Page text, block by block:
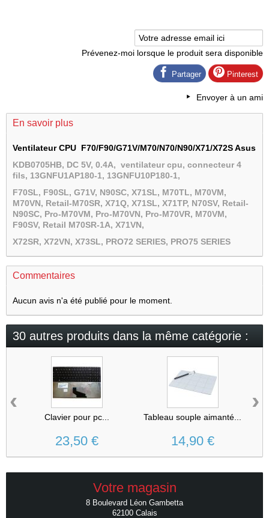
Prévenez-moi lorsque le produit sera disponible
Partager Pinterest
Envoyer à un ami
En savoir plus
Ventilateur CPU F70/F90/G71V/M70/N70/N90/X71/X72S Asus
KDB0705HB, DC 5V, 0.4A, ventilateur cpu, connecteur 4
fils, 13GNFU1AP180-1, 13GNFU10P180-1,
F70SL, F90SL, G71V, N90SC, X71SL, M70TL, M70VM,
M70VN, Retail-M70SR, X71Q, X71SL, X71TP, N70SV, Retail-
N90SC, Pro-M70VM, Pro-M70VN, Pro-M70VR, M70VM,
F90SV, Retail M70SR-1A, X71VN,
X72SR, X72VN, X73SL, PRO72 SERIES, PRO75 SERIES
Commentaires
Aucun avis n'a été publié pour le moment.
30 autres produits dans la même catégorie :
Clavier pour pc...
23,50 €
Tableau souple aimanté...
14,90 €
‹ ›
Votre magasin
8 Boulevard Léon Gambetta
62100 Calais